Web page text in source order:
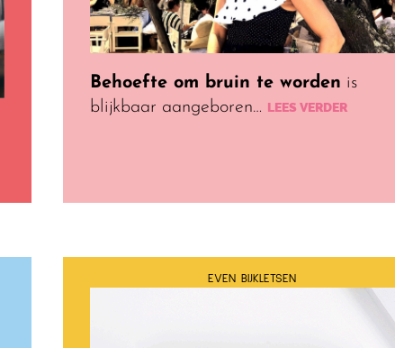
Behoefte om bruin te worden is
blijkbaar aangeboren… LEES VERDER
EVEN BIJKLETSEN